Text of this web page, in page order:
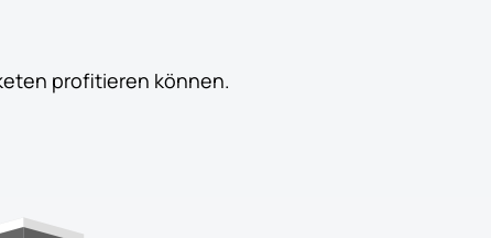
profitieren können.